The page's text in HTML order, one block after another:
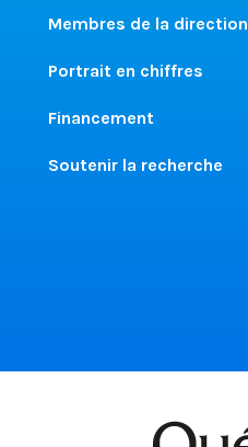
Membres de la direction
Portrait en chiffres
Financement
Soutenir la recherche